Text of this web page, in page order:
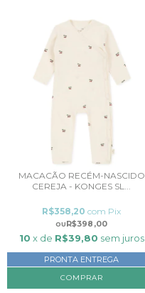
MACACÃO RECÉM-NASCIDO
CEREJA - KONGES SL...
R$398,00
R$358,20 com Pix
10 x de R$39,80 sem juros
PRONTA ENTREGA
COMPRAR